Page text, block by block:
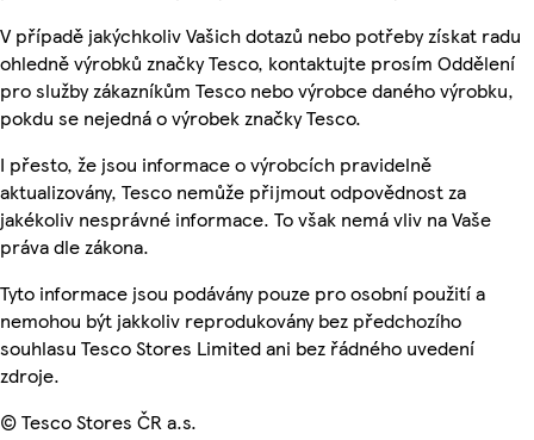
V případě jakýchkoliv Vašich dotazů nebo potřeby získat radu
ohledně výrobků značky Tesco, kontaktujte prosím Oddělení
pro služby zákazníkům Tesco nebo výrobce daného výrobku,
pokdu se nejedná o výrobek značky Tesco.
I přesto, že jsou informace o výrobcích pravidelně
aktualizovány, Tesco nemůže přijmout odpovědnost za
jakékoliv nesprávné informace. To však nemá vliv na Vaše
práva dle zákona.
Tyto informace jsou podávány pouze pro osobní použití a
nemohou být jakkoliv reprodukovány bez předchozího
souhlasu Tesco Stores Limited ani bez řádného uvedení
zdroje.
© Tesco Stores ČR a.s.